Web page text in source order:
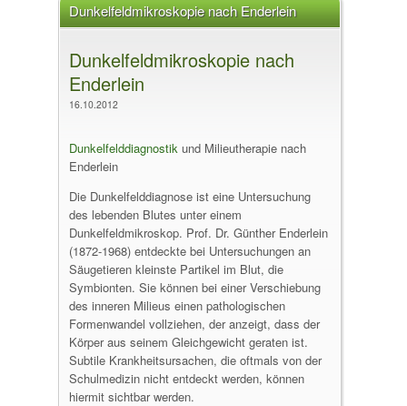
Dunkelfeldmikroskopie nach Enderlein
Dunkelfeldmikroskopie nach
Enderlein
16.10.2012
Dunkelfelddiagnostik und Milieutherapie nach
Enderlein
Die Dunkelfelddiagnose ist eine Untersuchung
des lebenden Blutes unter einem
Dunkelfeldmikroskop. Prof. Dr. Günther Enderlein
(1872-1968) entdeckte bei Untersuchungen an
Säugetieren kleinste Partikel im Blut, die
Symbionten. Sie können bei einer Verschiebung
des inneren Milieus einen pathologischen
Formenwandel vollziehen, der anzeigt, dass der
Körper aus seinem Gleichgewicht geraten ist.
Subtile Krankheitsursachen, die oftmals von der
Schulmedizin nicht entdeckt werden, können
hiermit sichtbar werden.